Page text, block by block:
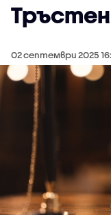
02 септември 2025